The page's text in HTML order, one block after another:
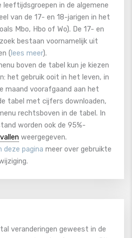
in de algemene
van de 17- en 18-jarigen in het
Mbo, Hbo of Wo). De 17- en
bestaan voornamelijk uit
(lees meer).
boven de tabel kun je kiezen
het gebruik ooit in het leven, in
maand voorafgaand aan het
tabel met cijfers downloaden,
rechtsboven in de tabel. In
worden ook de 95%-
weergegeven.
deze pagina meer over gebruikte
veranderingen geweest in de